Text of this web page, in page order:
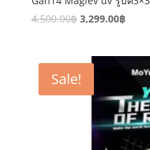
4,500.00฿ 3,299.00฿
Sale!